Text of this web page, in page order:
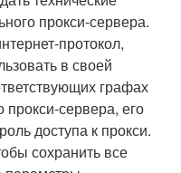
прокси-сервера.
протокол,
в своей
графах
прокси-сервера, его
доступа к прокси.
сохранить все